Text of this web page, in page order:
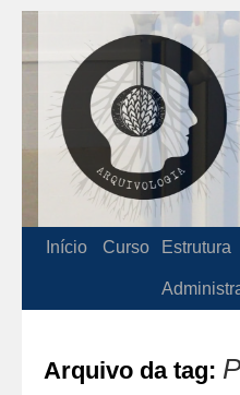
Início Curso Estrutura
Arquivo da tag: